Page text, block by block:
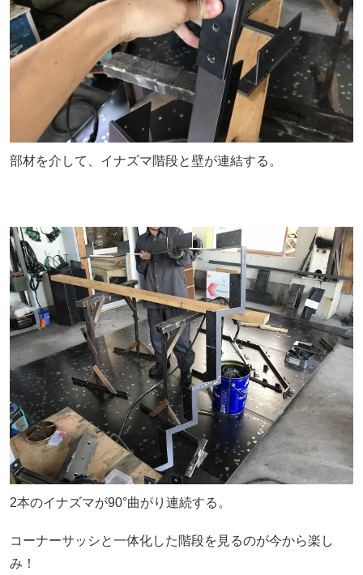
部材を介して、イナズマ階段と壁が連結する。
2本のイナズマが90°曲がり連続する。
コーナーサッシと一体化した階段を見るのが今から楽し
み！